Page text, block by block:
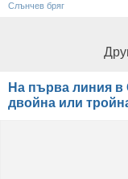
Слънчев бряг
На първа линия
двойна или